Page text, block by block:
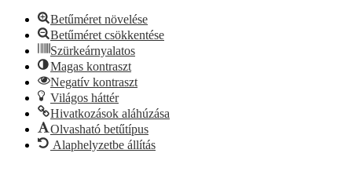
Betűméret növelése
Betűméret csökkentése
Szürkeárnyalatos
Magas kontraszt
Negatív kontraszt
Világos háttér
Hivatkozások aláhúzása
Olvasható betűtípus
Alaphelyzetbe állítás